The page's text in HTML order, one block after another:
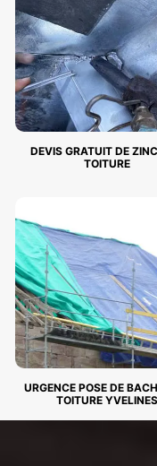
DEVIS GRATUIT DE
TOITURE
URGENCE POSE DE
TOITURE YVELINES